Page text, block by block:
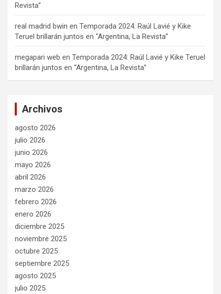
Revista”
real madrid bwin en Temporada 2024: Raúl Lavié y Kike
Teruel brillarán juntos en “Argentina, La Revista”
megapari web en Temporada 2024: Raúl Lavié y Kike Teruel
brillarán juntos en “Argentina, La Revista”
Archivos
agosto 2026
julio 2026
junio 2026
mayo 2026
abril 2026
marzo 2026
febrero 2026
enero 2026
diciembre 2025
noviembre 2025
octubre 2025
septiembre 2025
agosto 2025
julio 2025